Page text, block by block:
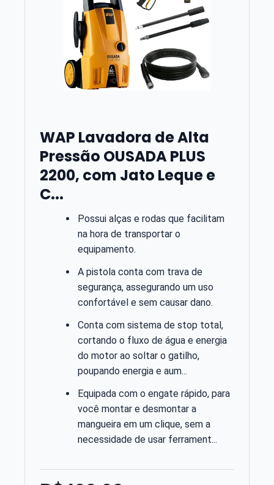
WAP Lavadora de Alta
Pressão OUSADA PLUS
2200, com Jato Leque e
C...
Possui alças e rodas que facilitam
na hora de transportar o
equipamento.
A pistola conta com trava de
segurança, assegurando um uso
confortável e sem causar dano.
Conta com sistema de stop total,
cortando o fluxo de água e energia
do motor ao soltar o gatilho,
poupando energia e aum...
Equipada com o engate rápido, para
você montar e desmontar a
mangueira em um clique, sem a
necessidade de usar ferrament...